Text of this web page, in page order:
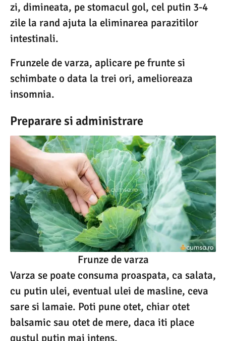
zi, dimineata, pe stomacul gol, cel putin 3-4
zile la rand ajuta la eliminarea parazitilor
intestinali.
Frunzele de varza, aplicare pe frunte si
schimbate o data la trei ori, amelioreaza
insomnia.
Preparare si administrare
Frunze de varza
Varza se poate consuma proaspata, ca salata,
cu putin ulei, eventual ulei de masline, ceva
sare si lamaie. Poti pune otet, chiar otet
balsamic sau otet de mere, daca iti place
gustul putin mai intens.